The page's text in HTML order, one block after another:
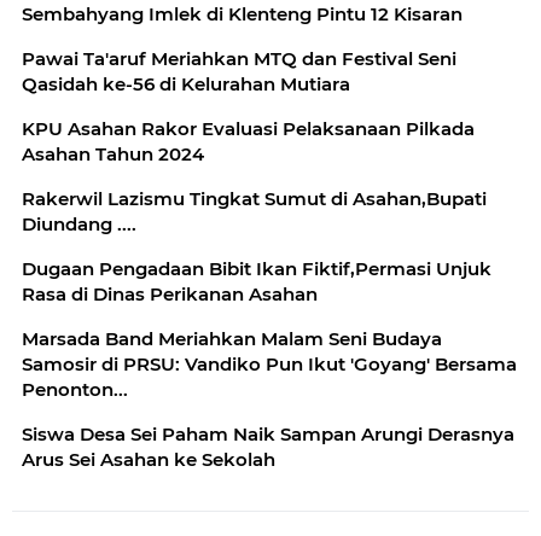
Sembahyang Imlek di Klenteng Pintu 12 Kisaran
Pawai Ta'aruf Meriahkan MTQ dan Festival Seni
Qasidah ke-56 di Kelurahan Mutiara
KPU Asahan Rakor Evaluasi Pelaksanaan Pilkada
Asahan Tahun 2024
Rakerwil Lazismu Tingkat Sumut di Asahan,Bupati
Diundang ....
Dugaan Pengadaan Bibit Ikan Fiktif,Permasi Unjuk
Rasa di Dinas Perikanan Asahan
Marsada Band Meriahkan Malam Seni Budaya
Samosir di PRSU: Vandiko Pun Ikut 'Goyang' Bersama
Penonton...
Siswa Desa Sei Paham Naik Sampan Arungi Derasnya
Arus Sei Asahan ke Sekolah